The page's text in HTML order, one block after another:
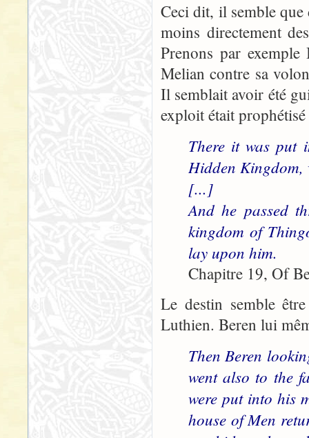
Ceci dit, il semble
moins directement
Prenons par
Melian contre sa
Il semblait avoir été
exploit était
There it was put
Hidden Kingdom,
[...]
And he passed
kingdom of
lay upon him.
Chapitre 19, Of
Le destin semble
Luthien. Beren lui
Then Beren
went also to the
were put into his
house of Men